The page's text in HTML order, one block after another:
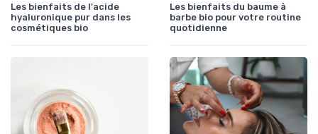
Les bienfaits de l'acide
hyaluronique pur dans les
cosmétiques bio
Les bienfaits du baume à
barbe bio pour votre routine
quotidienne